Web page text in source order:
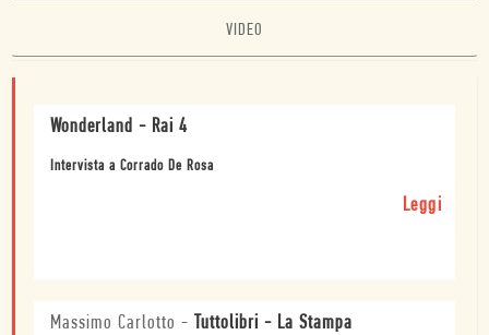
VIDEO
Wonderland - Rai 4
Intervista a Corrado De Rosa
Leggi
Massimo Carlotto - Tuttolibri - La Stampa